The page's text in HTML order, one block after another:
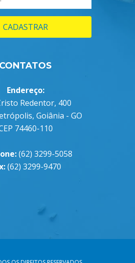
CADASTRAR
CONTATOS
Endereço:
Redentor, 400
Goiânia - GO
74460-110
(62) 3299-5058
(62) 3299-9470